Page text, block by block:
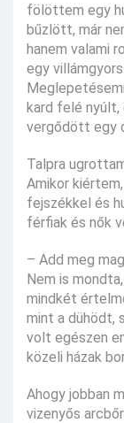
fölöttem egy
bűzlött, már
hanem valami
egy
kard felé nyúlt,
vergődött egy
Talpra
Amikor
fejszékkel és
férfiak és nők
– Add meg
Nem is
mindkét
mint a dühödt,
volt egészen
közeli házak
Ahogy jobban
vizenyős